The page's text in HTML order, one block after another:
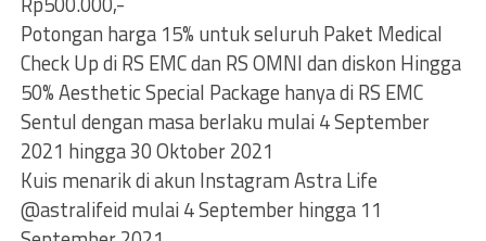
Potongan harga 15% untuk seluruh Paket Medical
Check Up di RS EMC dan RS OMNI dan diskon Hingga
50% Aesthetic Special Package hanya di RS EMC
Sentul dengan masa berlaku mulai 4 September
2021 hingga 30 Oktober 2021
Kuis menarik di akun Instagram Astra Life
@astralifeid mulai 4 September hingga 11